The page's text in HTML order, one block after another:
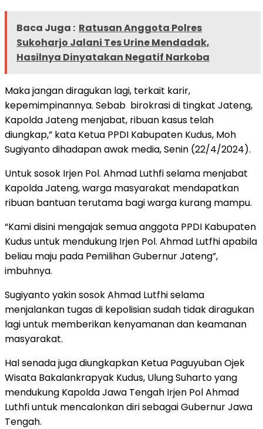
Baca Juga : Ratusan Anggota Polres
Sukoharjo Jalani Tes Urine Mendadak,
Hasilnya Dinyatakan Negatif Narkoba
Maka jangan diragukan lagi, terkait karir,
kepemimpinannya. Sebab birokrasi di tingkat Jateng,
Kapolda Jateng menjabat, ribuan kasus telah
diungkap,” kata Ketua PPDI Kabupaten Kudus, Moh
Sugiyanto dihadapan awak media, Senin (22/4/2024).
Untuk sosok Irjen Pol. Ahmad Luthfi selama menjabat
Kapolda Jateng, warga masyarakat mendapatkan
ribuan bantuan terutama bagi warga kurang mampu.
“Kami disini mengajak semua anggota PPDI Kabupaten
Kudus untuk mendukung Irjen Pol. Ahmad Lutfhi apabila
beliau maju pada Pemilihan Gubernur Jateng”,
imbuhnya.
Sugiyanto yakin sosok Ahmad Lutfhi selama
menjalankan tugas di kepolisian sudah tidak diragukan
lagi untuk memberikan kenyamanan dan keamanan
masyarakat.
Hal senada juga diungkapkan Ketua Paguyuban Ojek
Wisata Bakalankrapyak Kudus, Ulung Suharto yang
mendukung Kapolda Jawa Tengah Irjen Pol Ahmad
Luthfi untuk mencalonkan diri sebagai Gubernur Jawa
Tengah.